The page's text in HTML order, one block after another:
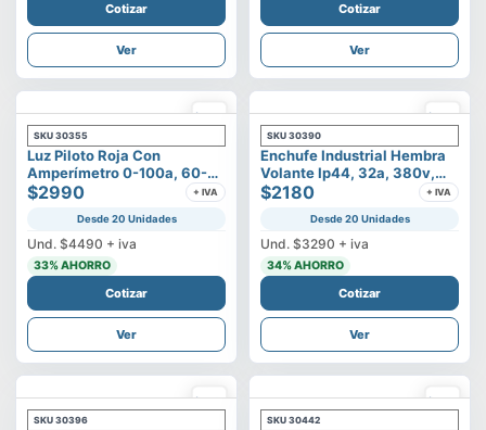
Cotizar
Ver
Cotizar
Ver
SKU 30355
Luz Piloto Roja Con
Amperímetro 0-100a, 60-
500v
$2990 + IVA
Desde 20 Unidades
Und. $4490 + iva
33% AHORRO
Cotizar
Ver
SKU 30390
Enchufe Industrial Hembra
Volante Ip44, 32a, 380v,
3p+t
$2180 + IVA
Desde 20 Unidades
Und. $3290 + iva
34% AHORRO
Cotizar
Ver
SKU 30396 SKU 30442